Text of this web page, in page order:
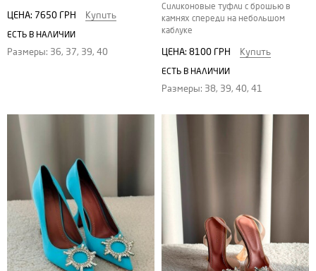
ЦЕНА: 7650 ГРН Купить
ЕСТЬ В НАЛИЧИИ
Размеры: 36, 37, 39, 40
Силиконовые туфли с брошью в
камнях спереди на небольшом
каблуке
ЦЕНА: 8100 ГРН Купить
ЕСТЬ В НАЛИЧИИ
Размеры: 38, 39, 40, 41